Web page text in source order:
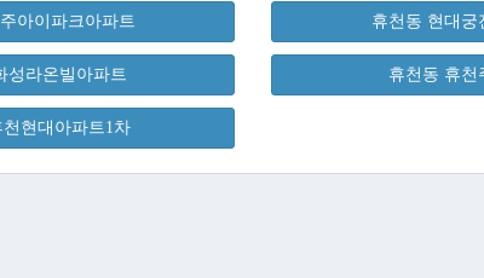
아이파크아파트 휴천동 현대궁
성라온빌아파트 휴천동 휴천
현대아파트1차